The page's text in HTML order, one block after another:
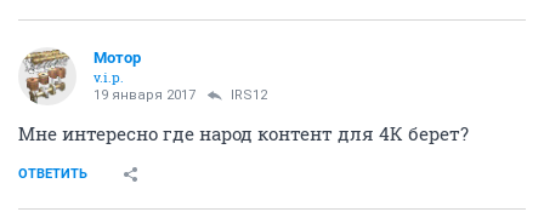
Мотор
v.i.p.
19 января 2017 IRS12
Мне интересно где народ контент для 4К берет?
ОТВЕТИТЬ